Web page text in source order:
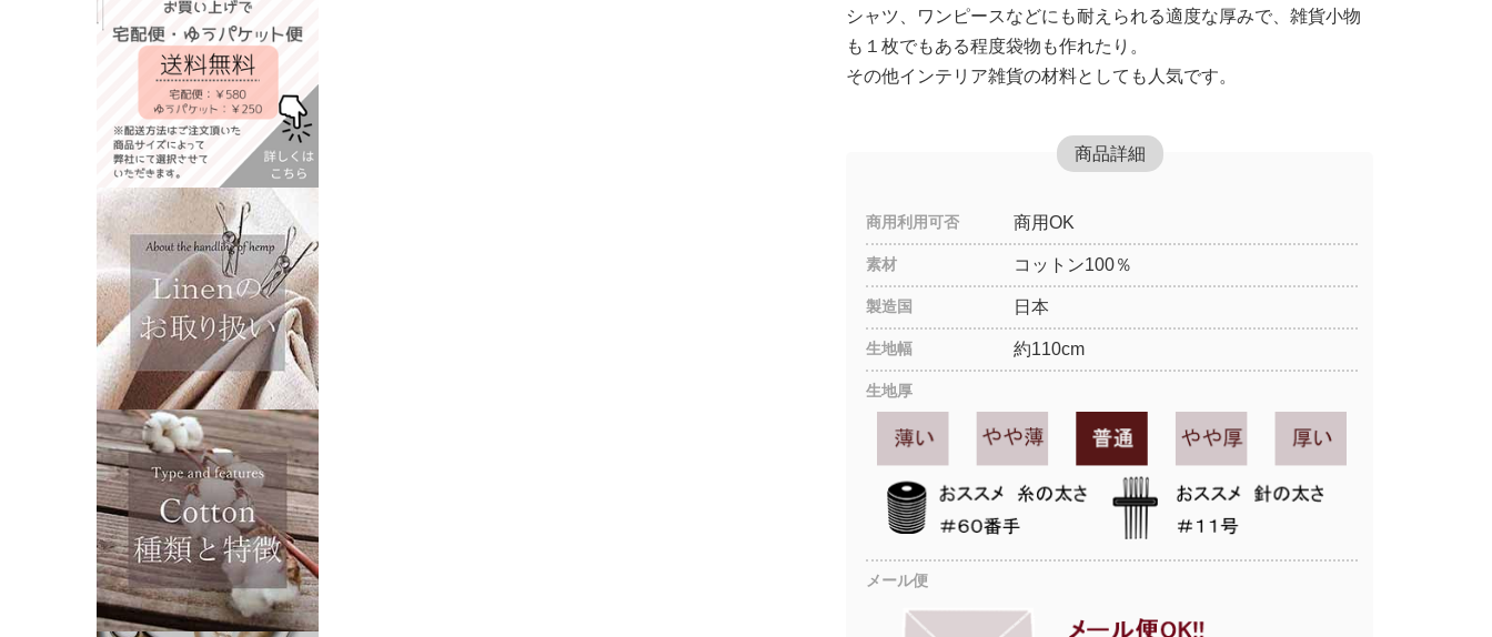
シャツ、ワンピースなどにも耐えられる適度な厚みで、雑貨小物
も１枚でもある程度袋物も作れたり。
その他インテリア雑貨の材料としても人気です。
商品詳細
商用利用可否 商用OK
素材 コットン100％
製造国 日本
生地幅 約110cm
生地厚
メール便